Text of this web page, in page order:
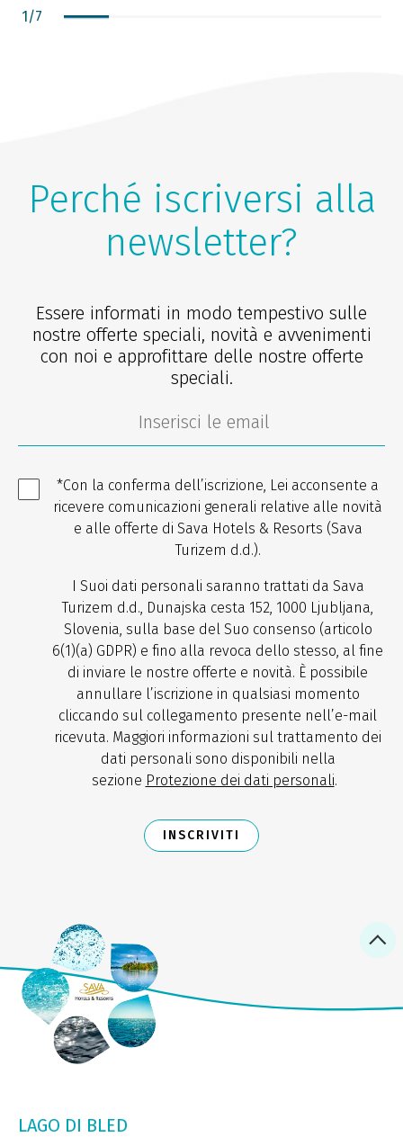
1/7
Perché iscriversi alla
newsletter?
Essere informati in modo tempestivo sulle
nostre offerte speciali, novità e avvenimenti
con noi e approfittare delle nostre offerte
speciali.
*Con la conferma dell’iscrizione, Lei acconsente a
ricevere comunicazioni generali relative alle novità
e alle offerte di Sava Hotels & Resorts (Sava
Turizem d.d.).
I Suoi dati personali saranno trattati da Sava
Turizem d.d., Dunajska cesta 152, 1000 Ljubljana,
Slovenia, sulla base del Suo consenso (articolo
6(1)(a) GDPR) e fino alla revoca dello stesso, al fine
di inviare le nostre offerte e novità. È possibile
annullare l’iscrizione in qualsiasi momento
cliccando sul collegamento presente nell’e-mail
ricevuta. Maggiori informazioni sul trattamento dei
dati personali sono disponibili nella
sezione Protezione dei dati personali.
INSCRIVITI
LAGO DI BLED